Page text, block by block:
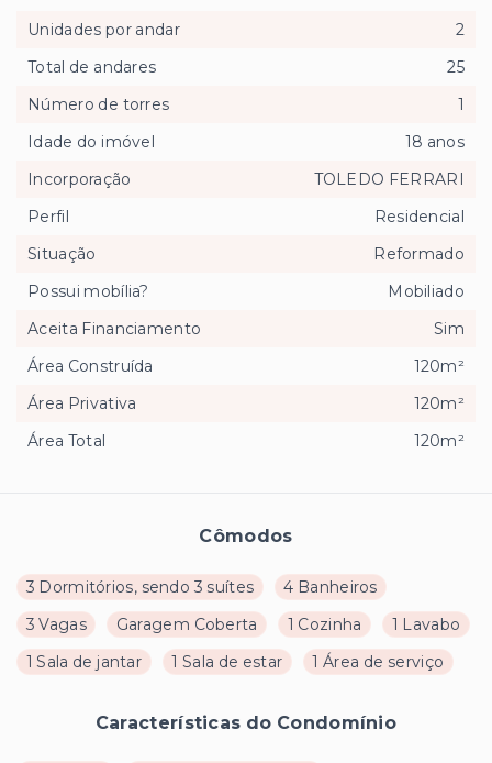
Cômodos
3 Dormitórios, sendo 3 suítes
4 Banheiros
3 Vagas
Garagem Coberta 1 Cozinha
1 Lavabo
1 Sala de jantar
1 Sala de estar 1 Área de serviço
Características do Condomínio
Unidades por andar
2
Total de andares
25
Número de torres
1
Idade do imóvel
18 anos
Incorporação
TOLEDO FERRARI
Perfil
Residencial
Situação
Reformado
Possui mobília?
Mobiliado
Aceita Financiamento
Sim
Área Construída
120m²
Área Privativa
120m²
Área Total
120m²